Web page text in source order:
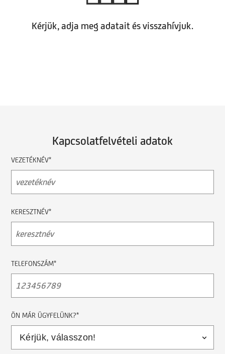
Kérjük, adja meg adatait és visszahívjuk.
Kapcsolatfelvételi adatok
VEZETÉKNÉV*
KERESZTNÉV*
TELEFONSZÁM*
ÖN MÁR ÜGYFELÜNK?*